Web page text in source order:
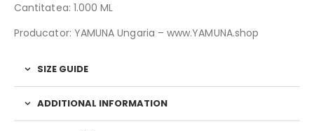
Cantitatea: 1.000 ML
Producator: YAMUNA Ungaria – www.YAMUNA.shop
SIZE GUIDE
ADDITIONAL INFORMATION